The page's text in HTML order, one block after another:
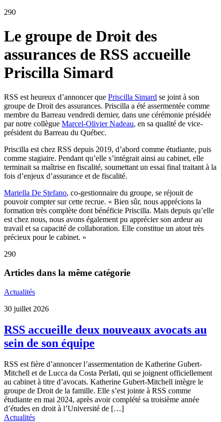
290
Le groupe de Droit des
assurances de RSS accueille
Priscilla Simard
RSS est heureux d’annoncer que Priscilla Simard se joint à son
groupe de Droit des assurances. Priscilla a été assermentée comme
membre du Barreau vendredi dernier, dans une cérémonie présidée
par notre collègue Marcel-Olivier Nadeau, en sa qualité de vice-
président du Barreau du Québec.
Priscilla est chez RSS depuis 2019, d’abord comme étudiante, puis
comme stagiaire. Pendant qu’elle s’intégrait ainsi au cabinet, elle
terminait sa maîtrise en fiscalité, soumettant un essai final traitant à la
fois d’enjeux d’assurance et de fiscalité.
Mariella De Stefano, co-gestionnaire du groupe, se réjouit de
pouvoir compter sur cette recrue. « Bien sûr, nous apprécions la
formation très complète dont bénéficie Priscilla. Mais depuis qu’elle
est chez nous, nous avons également pu apprécier son ardeur au
travail et sa capacité de collaboration. Elle constitue un atout très
précieux pour le cabinet. »
290
Articles dans la même catégorie
Actualités
30 juillet 2026
RSS accueille deux nouveaux avocats au
sein de son équipe
RSS est fière d’annoncer l’assermentation de Katherine Gubert-
Mitchell et de Lucca da Costa Perlati, qui se joignent officiellement
au cabinet à titre d’avocats. Katherine Gubert-Mitchell intègre le
groupe de Droit de la famille. Elle s’est jointe à RSS comme
étudiante en mai 2024, après avoir complété sa troisième année
d’études en droit à l’Université de […]
Actualités